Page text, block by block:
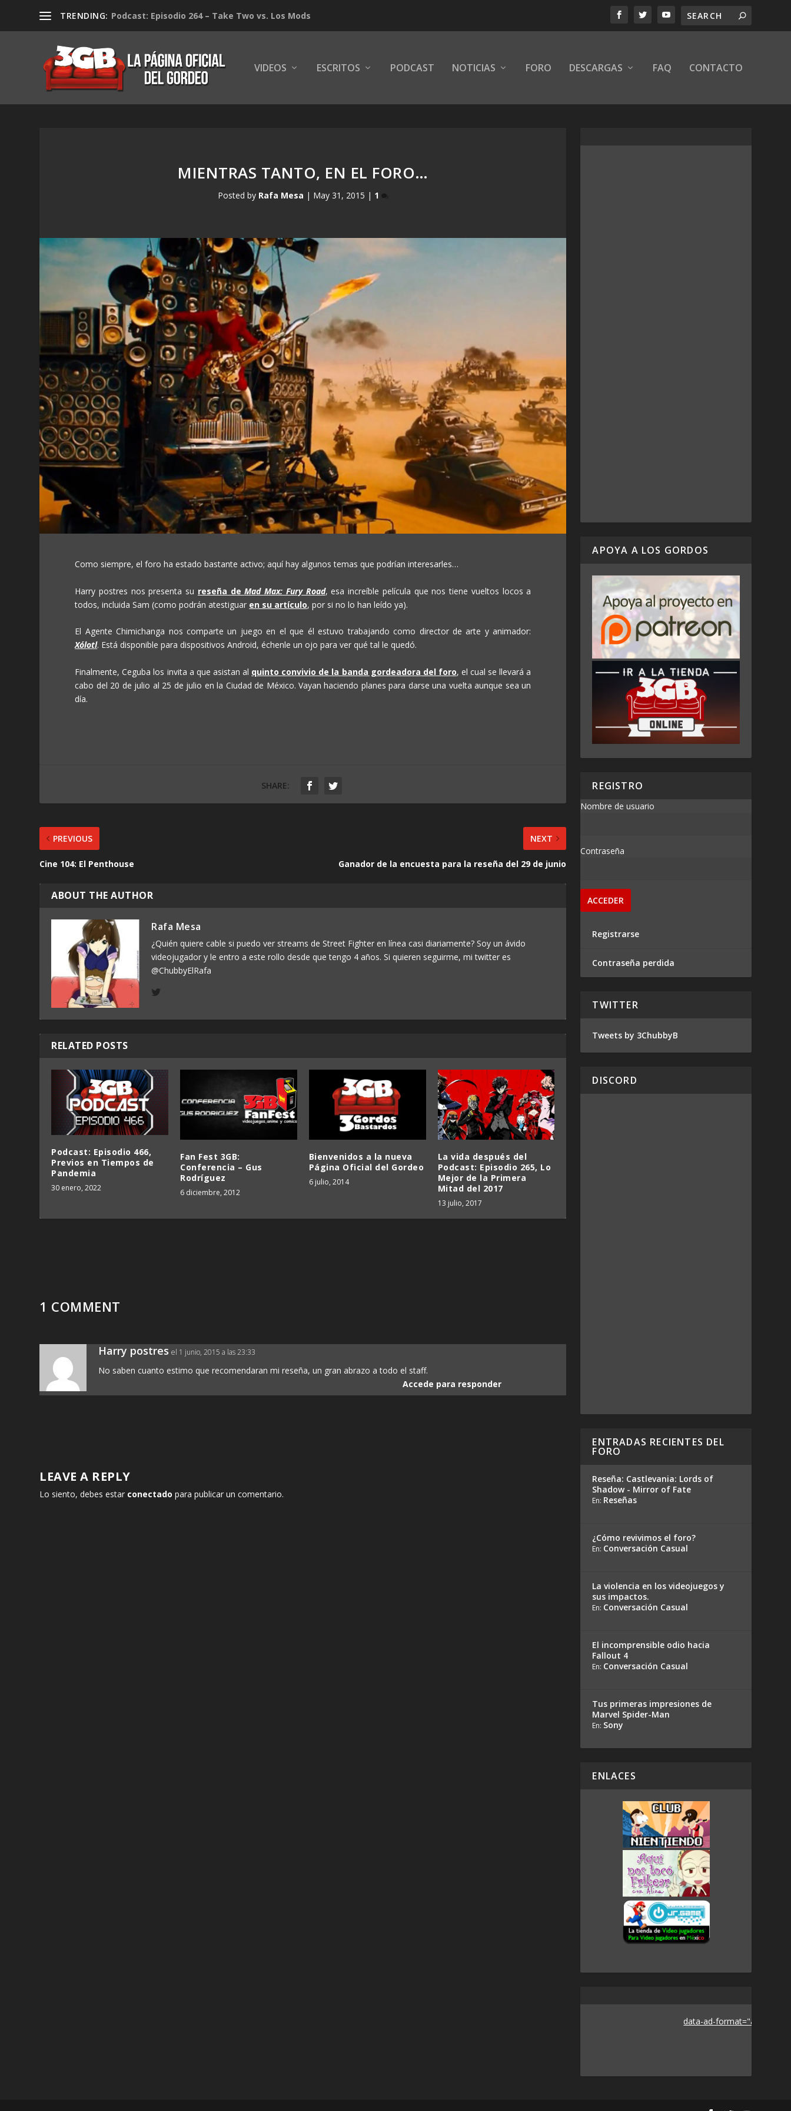
TRENDING: Podcast: Episodio 264 – Take Two vs. Los Mods
VIDEOS ESCRITOS PODCAST NOTICIAS FORO DESCARGAS FAQ CONTACTO
MIENTRAS TANTO, EN EL FORO…
Posted by Rafa Mesa | May 31, 2015 | 1
Como siempre, el foro ha estado bastante activo; aquí hay algunos temas que podrían interesarles…
Harry postres nos presenta su reseña deMad Max: Fury Road, esa increíble película que nos tiene vueltos locos a
todos, incluida Sam (como podrán atestiguar en su artículo, por si no lo han leído ya).
El Agente Chimichanga nos comparte un juego en el que él estuvo trabajando como director de arte y animador:
Xólotl. Está disponible para dispositivos Android, échenle un ojo para ver qué tal le quedó.
Finalmente, Ceguba los invita a que asistan al quinto convivio de la banda gordeadora del foro, el cual se llevará a
cabo del 20 de julio al 25 de julio en la Ciudad de México. Vayan haciendo planes para darse una vuelta aunque sea un
día.
SHARE:
PREVIOUS
Cine 104: El Penthouse
NEXT
Ganador de la encuesta para la reseña del 29 de junio
ABOUT THE AUTHOR
Rafa Mesa
¿Quién quiere cable si puedo ver streams de Street Fighter en línea casi diariamente? Soy un ávido
videojugador y le entro a este rollo desde que tengo 4 años. Si quieren seguirme, mi twitter es
@ChubbyElRafa
RELATED POSTS
Podcast: Episodio 466,
Previos en Tiempos de
Pandemia
30 enero, 2022
Fan Fest 3GB:
Conferencia – Gus
Rodríguez
6 diciembre, 2012
Bienvenidos a la nueva
Página Oficial del Gordeo
6 julio, 2014
La vida después del
Podcast: Episodio 265, Lo
Mejor de la Primera
Mitad del 2017
13 julio, 2017
1 COMMENT
Harry postres el 1 junio, 2015 a las 23:33
No saben cuanto estimo que recomendaran mi reseña, un gran abrazo a todo el staff.
Accede para responder
LEAVE A REPLY
Lo siento, debes estar conectado para publicar un comentario.
APOYA A LOS GORDOS
REGISTRO
Nombre de usuario
Contraseña
Registrarse
Contraseña perdida
TWITTER
Tweets by 3ChubbyB
DISCORD
ENTRADAS RECIENTES DEL
FORO
Reseña: Castlevania: Lords of
Shadow - Mirror of Fate
En: Reseñas
¿Cómo revivimos el foro?
En: Conversación Casual
La violencia en los videojuegos y
sus impactos.
En: Conversación Casual
El incomprensible odio hacia
Fallout 4
En: Conversación Casual
Tus primeras impresiones de
Marvel Spider-Man
En: Sony
ENLACES
data-ad-format="auto">